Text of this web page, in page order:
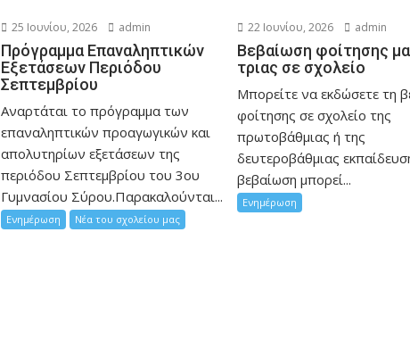
25 Ιουνίου, 2026 admin
Πρόγραμμα Επαναληπτικών
Εξετάσεων Περιόδου
Σεπτεμβρίου
Αναρτάται το πρόγραμμα των
επαναληπτικών προαγωγικών και
απολυτηρίων εξετάσεων της
περιόδου Σεπτεμβρίου του 3ου
Γυμνασίου Σύρου.Παρακαλούνται...
Ενημέρωση Νέα του σχολείου μας
22 Ιουνίου, 2026 admin
Βεβαίωση φοίτησης
τριας σε σχολείο
Μπορείτε να εκδώσετε τη
φοίτησης σε σχολείο της
πρωτοβάθμιας ή της
δευτεροβάθμιας
βεβαίωση μπορεί...
Ενημέρωση